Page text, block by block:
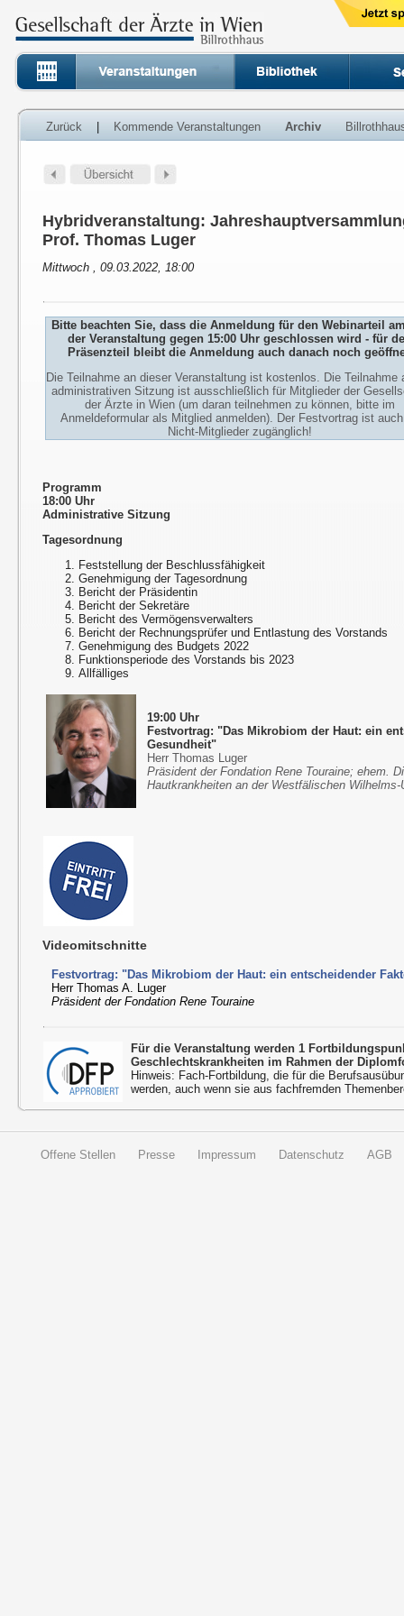
Zurück Kommende Veranstaltungen Archiv
Hybridveranstaltung:
Prof. Thomas Luger
Mittwoch , 09.03.2022, 18:00
Bitte beachten Sie, dass die Anmeldung für den Webinarteil
der Veranstaltung gegen 15:00 Uhr geschlossen wird - für
Präsenzteil bleibt die Anmeldung auch danach noch
Die Teilnahme an dieser Veranstaltung ist kostenlos. Die Teilnahme
administrativen Sitzung ist ausschließlich für Mitglieder der
der Ärzte in Wien (um daran teilnehmen zu können, bitte im
Anmeldeformular als Mitglied anmelden). Der Festvortrag ist
Nicht-Mitglieder zugänglich!
Programm
18:00 Uhr
Administrative Sitzung
Tagesordnung
Feststellung der Beschlussfähigkeit
Genehmigung der Tagesordnung
Bericht der Präsidentin
Bericht der Sekretäre
Bericht des Vermögensverwalters
Bericht der Rechnungsprüfer und Entlastung des Vorstands
Genehmigung des Budgets 2022
Funktionsperiode des Vorstands bis 2023
Allfälliges
19:00 Uhr
Festvortrag: "Das Mikrobiom der Haut: ein
Gesundheit"
Herr Thomas Luger
Präsident der Fondation Rene Touraine; ehem.
Hautkrankheiten an der Westfälischen
Videomitschnitte
Festvortrag: "Das Mikrobiom der Haut: ein entscheidender
Herr Thomas A. Luger
Präsident der Fondation Rene Touraine
Für die Veranstaltung werden 1
Geschlechtskrankheiten im Rahmen der
Hinweis: Fach-Fortbildung, die für die
werden, auch wenn sie aus fachfremden
Offene Stellen Presse Impressum Datenschutz AGB